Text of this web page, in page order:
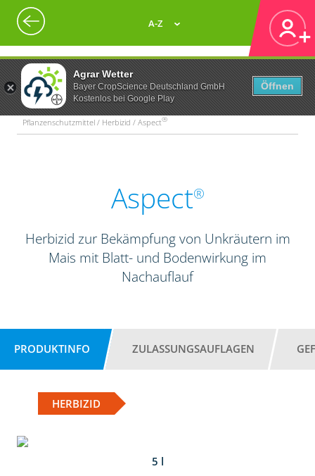
Agrar Wetter
Bayer CropScience Deutschland GmbH
Kostenlos bei Google Play
Öffnen
A-Z
Pflanzenschutzmittel / Herbizid / Aspect®
Aspect®
Herbizid zur Bekämpfung von Unkräutern im
Mais mit Blatt- und Bodenwirkung im
Nachauflauf
PRODUKTINFO ZULASSUNGSAUFLAGEN
HERBIZID
5 l